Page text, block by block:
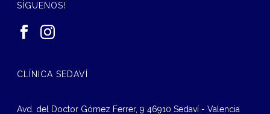
SÍGUENOS!
CLÍNICA SEDAVÍ
Avd. del Doctor Gómez Ferrer, 9 46910 Sedaví - Valencia